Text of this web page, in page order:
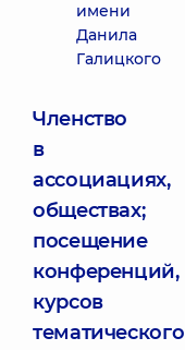
имени
Данила
Галицкого
Членство
в
ассоциациях,
обществах;
посещение
конференций,
курсов
тематического